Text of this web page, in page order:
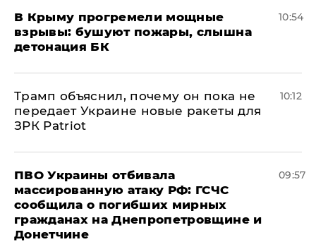
В Крыму прогремели мощные
взрывы: бушуют пожары, слышна
детонация БК
10:54
Трамп объяснил, почему он пока не
передает Украине новые ракеты для
ЗРК Patriot
10:12
ПВО Украины отбивала
массированную атаку РФ: ГСЧС
сообщила о погибших мирных
гражданах на Днепропетровщине и
Донетчине
09:57